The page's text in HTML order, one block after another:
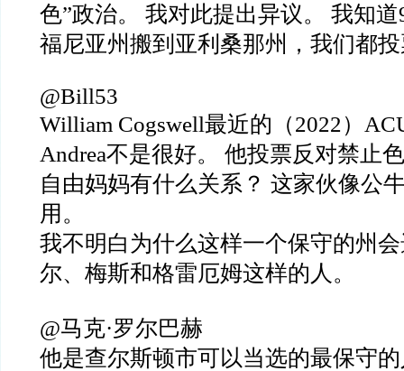
色”政治。 我对此提出异议。 我知
福尼亚州搬到亚利桑那州，我们都
@Bill53
William Cogswell最近的（2022）
Andrea不是很好。 他投票反对禁止
自由妈妈有什么关系？ 这家伙像公
用。
我不明白为什么这样一个保守的州
尔、梅斯和格雷厄姆这样的人。
@马克·罗尔巴赫
他是查尔斯顿市可以当选的最保守